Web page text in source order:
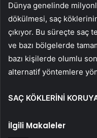
Dünya genelinde
dökülmesi, saç
çıkıyor. Bu süreçte saç
ve bazı bölgelerde
bazı kişilerde olumlu
alternatif yöntemlere
SAÇ KÖKLERİNİ
İlgili Makaleler